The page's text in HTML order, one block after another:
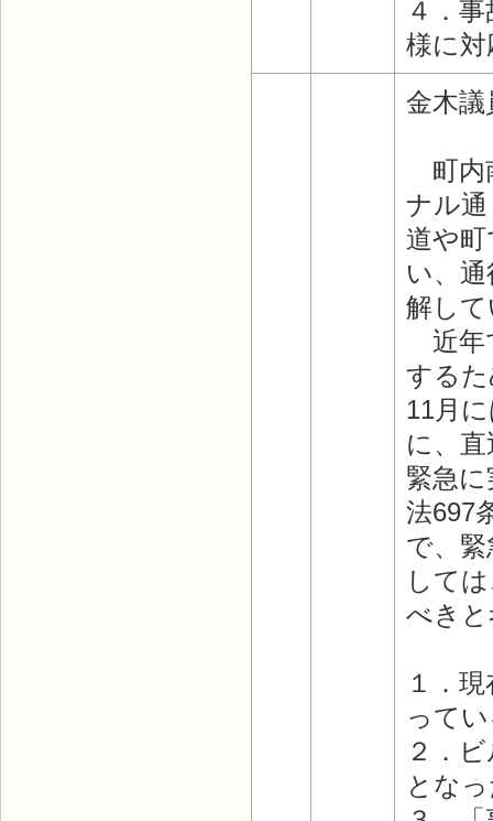
４．
様に
金木
町内
ナル
道や
い、
解し
近年
する
11月
に、
緊急
法697
で、
して
べき
１．
って
２．
とな